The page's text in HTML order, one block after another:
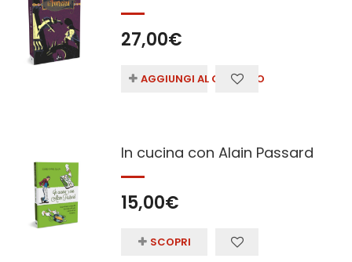
27,00€
AGGIUNGI AL CARRELLO
In cucina con Alain Passard
15,00€
SCOPRI